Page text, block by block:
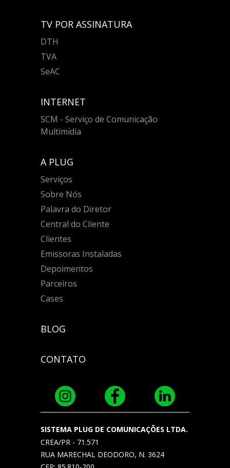
TV POR ASSINATURA
DTH
TVA
SeAC
INTERNET
SCM - Serviço de Comunicação
Multimídia
A PLUG
Serviços
Sobre Nós
Palavra do Diretor
Central do Cliente
Clientes
Emissoras Instaladas
Depoimentos
Parceiros
Cases
BLOG
CONTATO
SISTEMA PLUG DE COMUNICAÇÕES LTDA.
CREA/PR - 71.571
RUA MARECHAL DEODORO, N. 3624